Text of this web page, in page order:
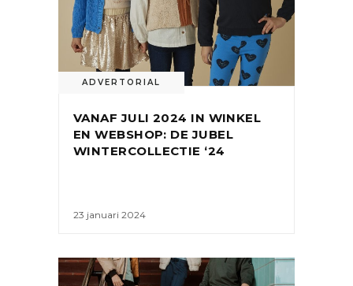
ADVERTORIAL
VANAF JULI 2024 IN WINKEL
EN WEBSHOP: DE JUBEL
WINTERCOLLECTIE ‘24
23 januari 2024